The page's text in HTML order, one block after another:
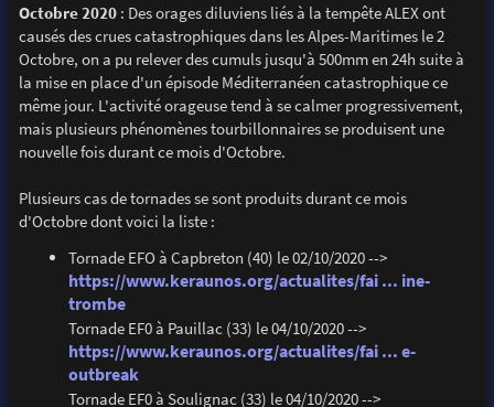
Octobre 2020: Des orages diluviens liés à la tempête ALEX ont
causés des crues catastrophiques dans les Alpes-Maritimes le 2
Octobre, on a pu relever des cumuls jusqu'à 500mm en 24h suite à
la mise en place d'un épisode Méditerranéen catastrophique ce
même jour. L'activité orageuse tend à se calmer progressivement,
mais plusieurs phénomènes tourbillonnaires se produisent une
nouvelle fois durant ce mois d'Octobre.
Plusieurs cas de tornades se sont produits durant ce mois
d'Octobre dont voici la liste :
Tornade EFO à Capbreton (40) le 02/10/2020 -->
https://www.keraunos.org/actualites/fai ... ine-
trombe
Tornade EF0 à Pauillac (33) le 04/10/2020 -->
https://www.keraunos.org/actualites/fai ... e-
outbreak
Tornade EF0 à Soulignac (33) le 04/10/2020 -->